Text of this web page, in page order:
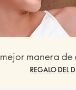
manera
REGALO DEL